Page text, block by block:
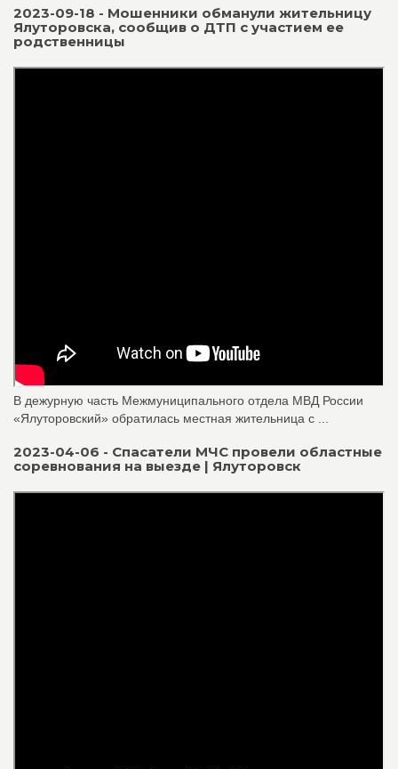
2023-09-18 - Мошенники обманули жительницу
Ялуторовска, сообщив о ДТП с участием ее
родственницы
В дежурную часть Межмуниципального отдела МВД России
«Ялуторовский» обратилась местная жительница с ...
2023-04-06 - Спасатели МЧС провели областные
соревнования на выезде | Ялуторовск